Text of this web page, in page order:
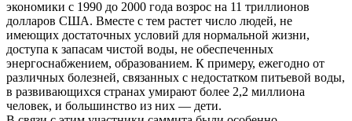
экономики с 1990 до 2000 года возрос на 11 триллионов
долларов США. Вместе с тем растет число людей, не
имеющих достаточных условий для нормальной жизни,
доступа к запасам чистой воды, не обеспеченных
энергоснабжением, образованием. К примеру, ежегодно от
различных болезней, связанных с недостатком питьевой воды,
в развивающихся странах умирают более 2,2 миллиона
человек, и большинство из них — дети.